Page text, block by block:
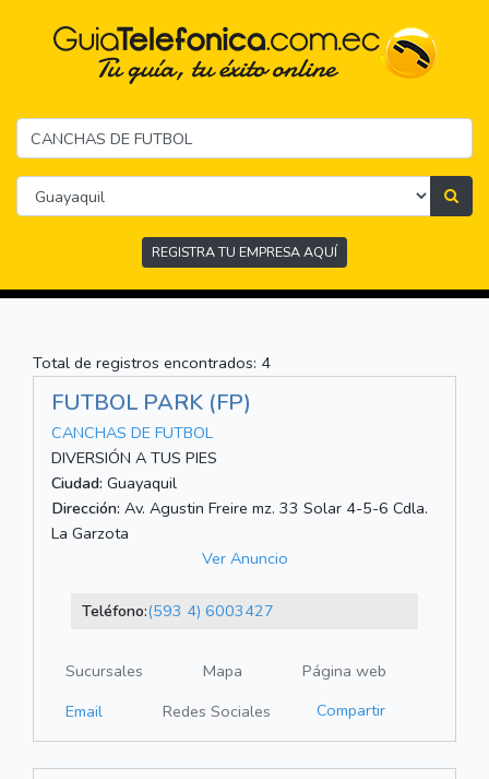
REGISTRA TU EMPRESA AQUÍ
Total de registros encontrados: 4
FUTBOL PARK (FP)
CANCHAS DE FUTBOL
DIVERSIÓN A TUS PIES
Ciudad: Guayaquil
Dirección: Av. Agustin Freire mz. 33 Solar 4-5-6 Cdla.
La Garzota
Ver Anuncio
Teléfono:(593 4) 6003427
Sucursales Mapa
Página web
Email
Redes Sociales Compartir